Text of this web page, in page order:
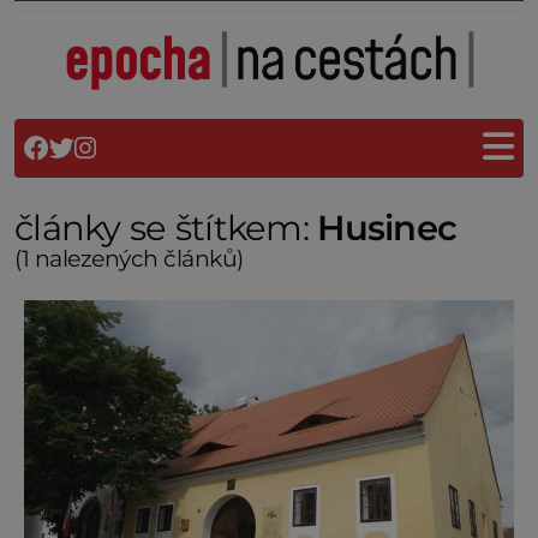
články se štítkem: Husinec
(1 nalezených článků)